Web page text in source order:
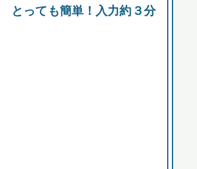
とっても簡単！入力約３分